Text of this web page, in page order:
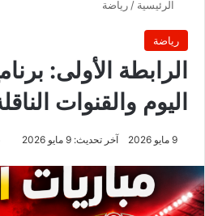
الرئيسية / رياضة
رياضة
الرابطة الأولى:
اليوم والقنوات
9 مايو 2026 آخر تحديث: 9 مايو 2026